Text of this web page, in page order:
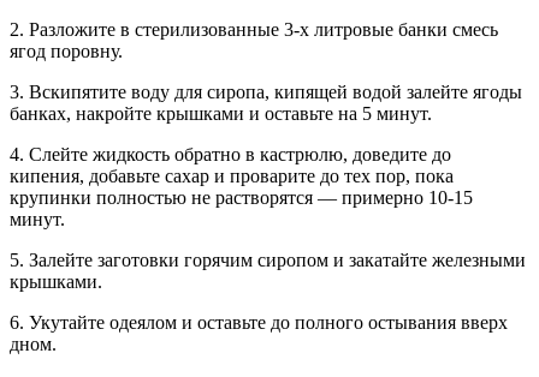
2. Разложите в стерилизованные 3-х литровые банки смесь
ягод поровну.
3. Вскипятите воду для сиропа, кипящей водой залейте ягоды
банках, накройте крышками и оставьте на 5 минут.
4. Слейте жидкость обратно в кастрюлю, доведите до
кипения, добавьте сахар и проварите до тех пор, пока
крупинки полностью не растворятся — примерно 10-15
минут.
5. Залейте заготовки горячим сиропом и закатайте железными
крышками.
6. Укутайте одеялом и оставьте до полного остывания вверх
дном.